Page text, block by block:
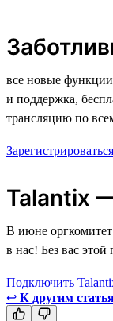
все новые функции
и поддержка,
трансляцию по
Talantix
В июне
в нас! Без вас
Подключить
↩ К другим